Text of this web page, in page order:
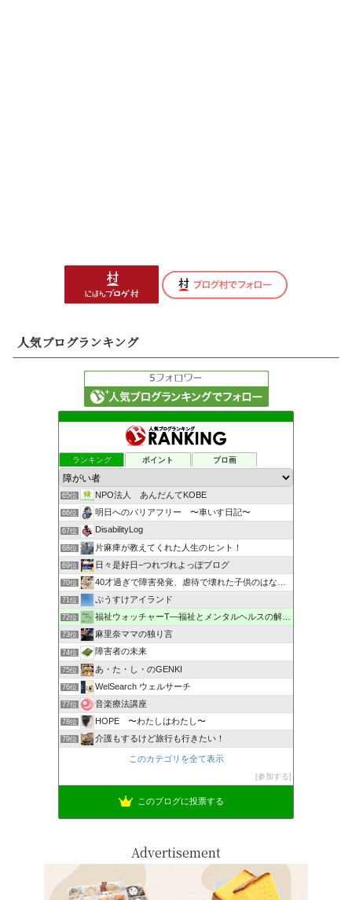
人気ブログランキング
ランキング ポイント ブロ画
65位 NPO法人 あんだんてKOBE
66位 明日へのバリアフリー 〜車いす日記〜
67位 DisabilityLog
68位 片麻痺が教えてくれた人生のヒント！
69位 日々是好日−つれづれよっぽブログ
70位 40才過ぎで障害発覚、虐待で壊れた子供のはなし。
71位 ぷうすけアイランド
72位 福祉ウォッチャーT―福祉とメンタルヘルスの解説・研究ブログ
73位 麻里奈ママの独り言
74位 障害者の未来
75位 あ・た・し・のGENKI
76位 WelSearch ウェルサーチ
77位 音楽療法講座
78位 HOPE 〜わたしはわたし〜
79位 介護もするけど旅行も行きたい！
このカテゴリを全て表示
参加する
このブログに投票する
Advertisement